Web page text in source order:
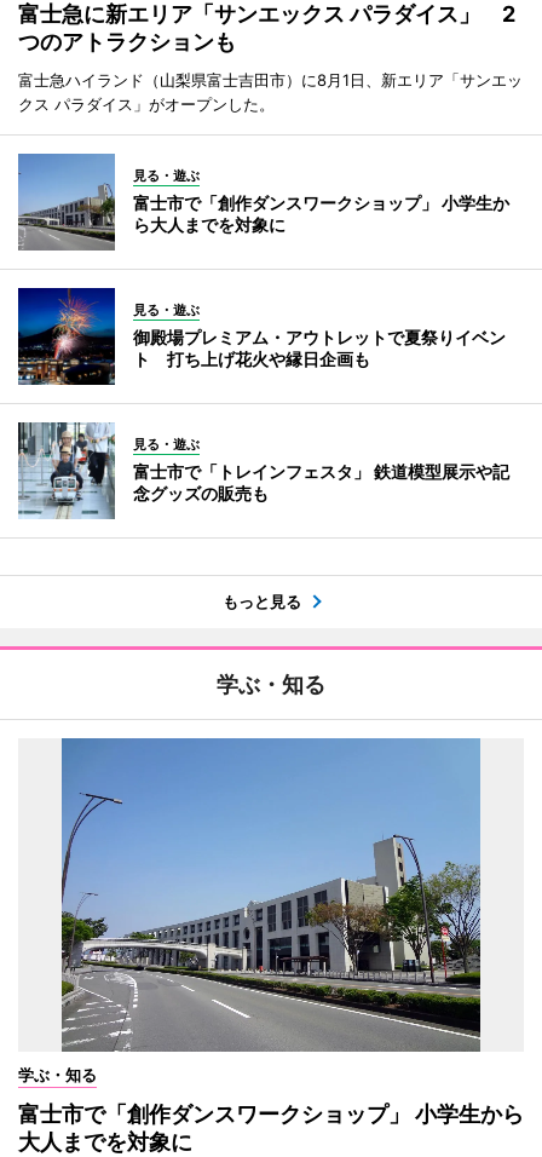
富士急に新エリア「サンエックス パラダイス」 2
つのアトラクションも
富士急ハイランド（山梨県富士吉田市）に8月1日、新エリア「サンエッ
クス パラダイス」がオープンした。
見る・遊ぶ
富士市で「創作ダンスワークショップ」 小学生か
ら大人までを対象に
見る・遊ぶ
御殿場プレミアム・アウトレットで夏祭りイベン
ト 打ち上げ花火や縁日企画も
見る・遊ぶ
富士市で「トレインフェスタ」 鉄道模型展示や記
念グッズの販売も
もっと見る
学ぶ・知る
学ぶ・知る
富士市で「創作ダンスワークショップ」 小学生から
大人までを対象に